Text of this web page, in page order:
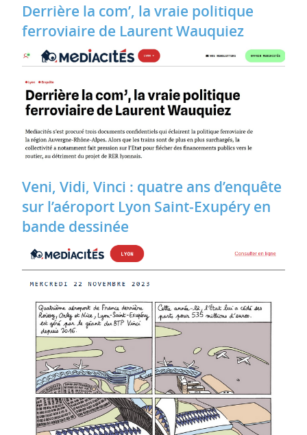
Derrière la com’, la vraie politique
ferroviaire de Laurent Wauquiez
Veni, Vidi, Vinci : quatre ans d’enquête
sur l’aéroport Lyon Saint‐Exupéry en
bande dessinée